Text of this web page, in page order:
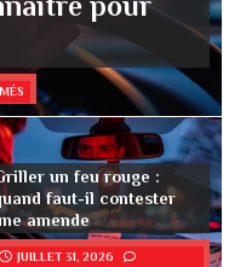
un feu rouge :
faut-il contester
amende
JUILLET 31, 2026